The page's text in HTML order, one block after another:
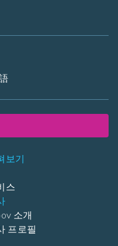
보기
스
소개
프로필